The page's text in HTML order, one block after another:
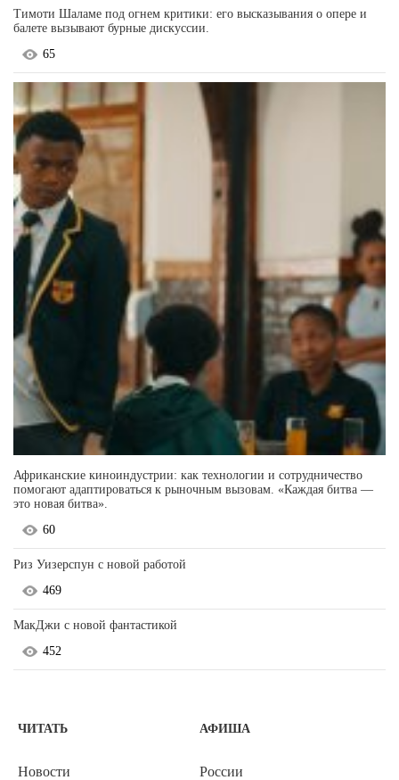
Тимоти Шаламе под огнем критики: его высказывания о опере и
балете вызывают бурные дискуссии.
65
Африканские киноиндустрии: как технологии и сотрудничество
помогают адаптироваться к рыночным вызовам. «Каждая битва —
это новая битва».
60
Риз Уизерспун с новой работой
469
МакДжи с новой фантастикой
452
ЧИТАТЬ
Новости
АФИША
России